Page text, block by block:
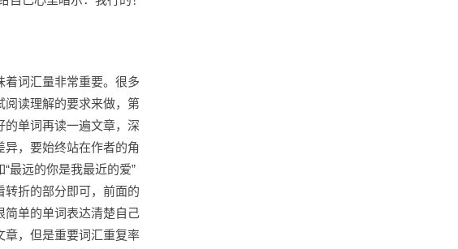
词汇量非常重要。很多
阅读理解的要求来做，第
的单词再读一遍文章，深
，要始终站在作者的角
最远的你是我最近的爱”
折的部分即可，前面的
简单的单词表达清楚自己
章，但是重要词汇重复率